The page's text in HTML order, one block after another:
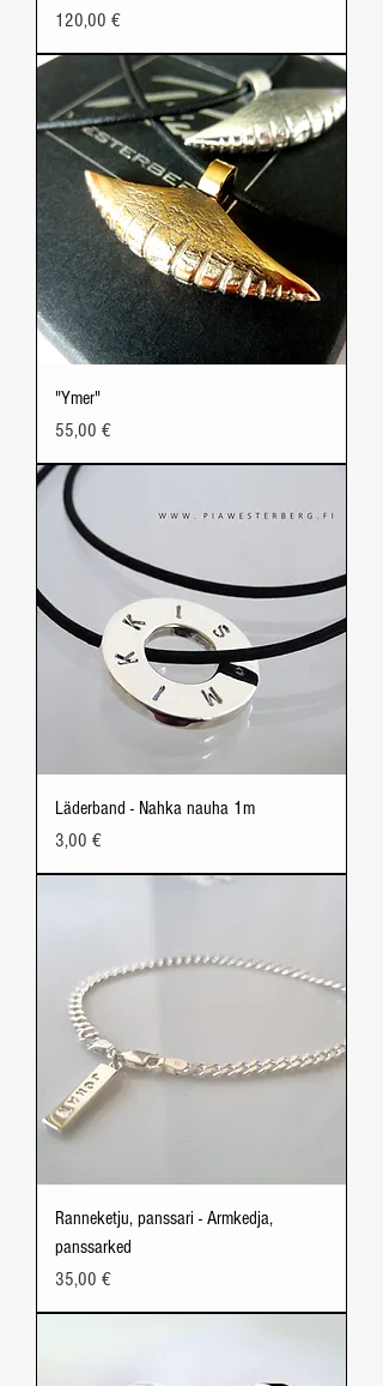
Price
120,00 €
"Ymer"
Price
55,00 €
Läderband - Nahka nauha 1m
Price
3,00 €
Ranneketju, panssari - Armkedja,
panssarked
Price
35,00 €